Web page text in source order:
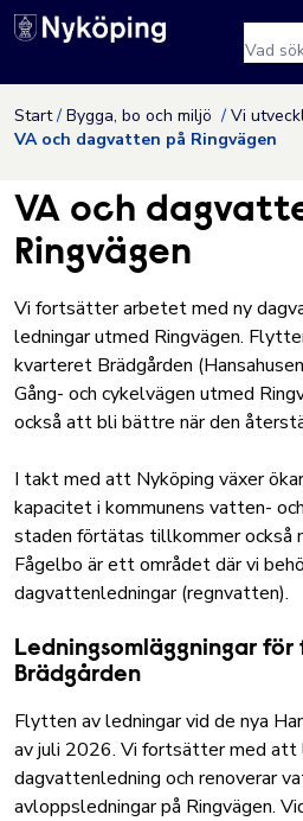
Hoppa till
Nyköpings
results.
Start Bygga, bo och miljö Vi
VA och dagvatten på Ringvägen
VA och
Ringvägen
Vi fortsätter arbetet med ny
ledningar utmed Ringvägen.
kvarteret Brädgården
Gång- och cykelvägen utmed
också att bli bättre när den
I takt med att Nyköping växer
kapacitet i kommunens vatten-
staden förtätas tillkommer också
Fågelbo är ett området där vi
dagvattenledningar (regnvatten).
Ledningsomläggningar
Brädgården
Flytten av ledningar vid de nya
av juli 2026. Vi fortsätter med att
dagvattenledning och renoverar
avloppsledningar på Ringvägen.